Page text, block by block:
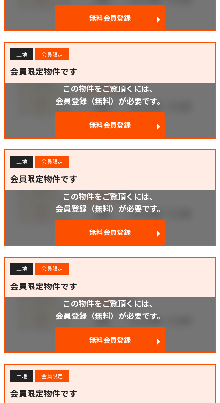
無料会員登録
土地 会員限定
会員限定物件です
この物件をご覧頂くには、
会員登録（無料）が必要です。
無料会員登録
土地 会員限定
会員限定物件です
この物件をご覧頂くには、
会員登録（無料）が必要です。
無料会員登録
土地 会員限定
会員限定物件です
この物件をご覧頂くには、
会員登録（無料）が必要です。
無料会員登録
土地 会員限定
会員限定物件です